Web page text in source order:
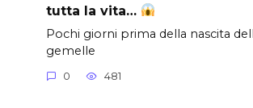
tutta la vita…
Pochi giorni prima della nascita
gemelle
0 481